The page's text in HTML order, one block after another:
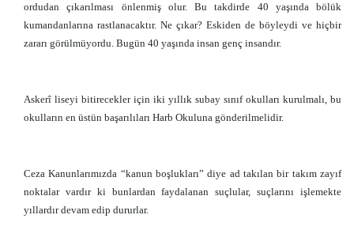
ordudan çıkarılması önlenmiş olur. Bu takdirde 40 yaşında bölük
kumandanlarına rastlanacaktır. Ne çıkar? Eskiden de böyleydi ve hiçbir
zararı görülmüyordu. Bugün 40 yaşında insan genç insandır.
Askerî liseyi bitirecekler için iki yıllık subay sınıf okulları kurulmalı, bu
okulların en üstün başarılıları Harb Okuluna gönderilmelidir.
Ceza Kanunlarımızda “kanun boşlukları” diye ad takılan bir takım zayıf
noktalar vardır ki bunlardan faydalanan suçlular, suçlarını işlemekte
yıllardır devam edip dururlar.